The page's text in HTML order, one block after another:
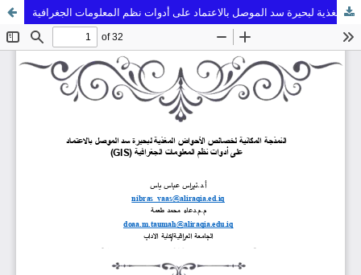
النمذجة المكانية لخصائص الأحواض المغذية لبحيرة سد الموصل بالاعتماد على أدوات نظم المعلومات الجغرافية (GIS)